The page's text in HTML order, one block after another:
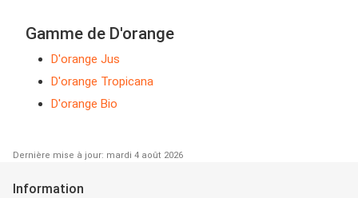
Gamme de D'orange
D'orange Jus
D'orange Tropicana
D'orange Bio
Dernière mise à jour: mardi 4 août 2026
Information